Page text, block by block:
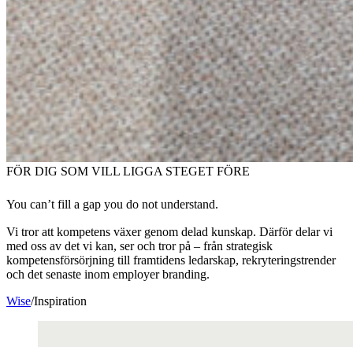
FÖR DIG SOM VILL LIGGA STEGET FÖRE
You can’t fill a gap you do not understand.
Vi tror att kompetens växer genom delad kunskap. Därför delar vi
med oss av det vi kan, ser och tror på – från strategisk
kompetensförsörjning till framtidens ledarskap, rekryteringstrender
och det senaste inom employer branding.
Wise/Inspiration